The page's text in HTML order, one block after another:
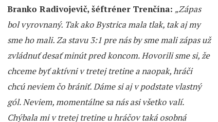
Branko Radivojevič, šéftréner Trenčína: „Zápas
bol vyrovnaný. Tak ako Bystrica mala tlak, tak aj my
sme ho mali. Za stavu 3:1 pre nás by sme mali zápas už
zvládnuť desať minút pred koncom. Hovorili sme si, že
chceme byť aktívni v tretej tretine a naopak, hráči
chcú neviem čo brániť. Dáme si aj v podstate vlastný
gól. Neviem, momentálne sa nás asi všetko valí.
Chýbala mi v tretej tretine u hráčov taká osobná